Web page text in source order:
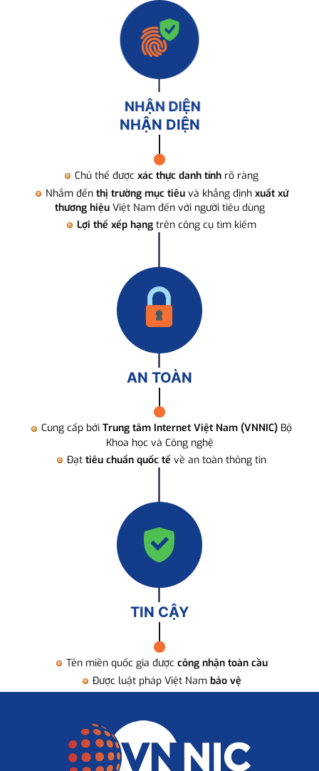
NHẬN DIỆN
Chủ thể được xác thực danh tính rõ ràng
Nhắm đến thị trường mục tiêuvà khẳng định xuất xứ
thương hiệuViệt Nam đến với người tiêu dùng
Lợi thế xếp hạng trên công cụ tìm kiếm
AN TOÀN
Cung cấp bởi Trung tâm Internet Việt Nam (VNNIC) Bộ
Khoa học và Công nghệ
Đạt tiêu chuẩn quốc tế về an toàn thông tin
TIN CẬY
Tên miền quốc gia được công nhận toàn cầu
Được luật pháp Việt Nam bảo vệ